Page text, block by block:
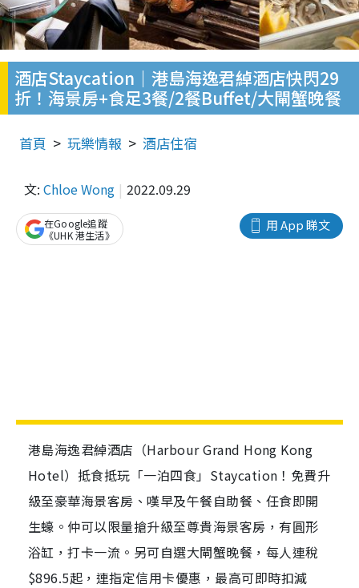
酒店Staycation｜港島海逸君綽酒店快閃29
折！海景房+食足3餐/2餐Buffet/大閘蟹晚餐
首頁 玩樂情報 酒店住宿
文: Chloe Wong 2022.09.29
用 App 睇文
在Google追蹤
《UHK 港生活》
港島海逸君綽酒店（Harbour Grand Hong Kong
Hotel）抵食抵玩「一泊四食」Staycation！免費升
級至豪華海景客房、嘆早及午餐自助餐、任食即開
生蠔。仲可以限量搶升級至尊貴海景客房，有圓形
浴缸，打卡一流。另可自選大閘蟹晚餐，每人連稅
$896.5起，連指定信用卡優惠，最高可即時扣減